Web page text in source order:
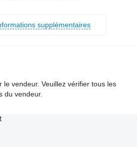
supplémentaires
le vendeur. Veuillez vérifier tous les
du vendeur.